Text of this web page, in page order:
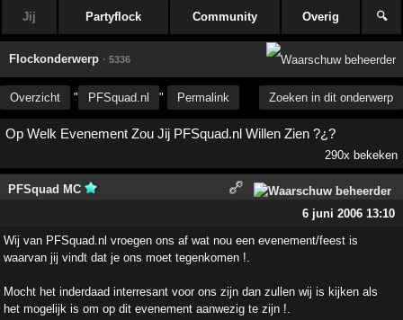
Jij Partyflock Community Overig 🔍
Flockonderwerp · 5336
Overzicht " PFSquad.nl " Permalink Zoeken in dit onderwerp
Op Welk Evenement Zou Jij PFSquad.nl Willen Zien ?¿?
290x bekeken
PFSquad MC
6 juni 2006 13:10
Wij van PFSquad.nl vroegen ons af wat nou een evenement/feest is
waarvan jij vindt dat je ons moet tegenkomen !.
Mocht het inderdaad interresant voor ons zijn dan zullen wij is kijken als
het mogelijk is om op dit evenement aanwezig te zijn !.